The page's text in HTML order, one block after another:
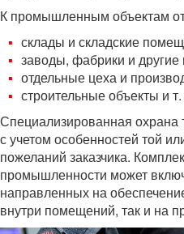
К промышленным объектам
склады и складские
заводы, фабрики и другие
отдельные цеха и
строительные объекты и т.
Специализированная охрана
с учетом особенностей той
пожеланий заказчика.
промышленности может
направленных на
внутри помещений, так и на